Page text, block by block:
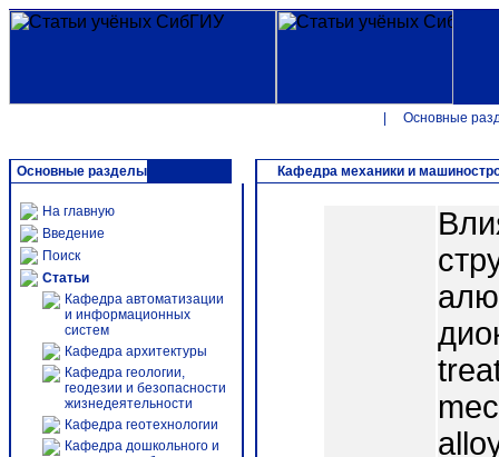
Основные
Основные разделы
На главную
Введение
Поиск
Статьи
Кафедра автоматизации
и информационных
систем
Кафедра архитектуры
Кафедра геологии,
геодезии и безопасности
жизнедеятельности
Кафедра геотехнологии
Кафедра дошкольного и
Кафедра механики и